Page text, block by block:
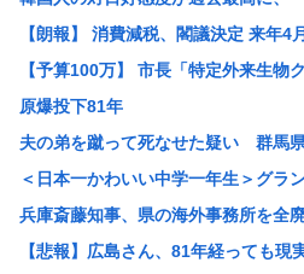
【朗報】 消費減税、閣議決定 来年4
【予算100万】 市長「特定外来生物
原爆投下81年
夫の弟を蹴って死なせた疑い 群馬
＜日本一かわいい中学一年生＞グラ
兵庫斎藤知事、県の海外事務所を全
【悲報】広島さん、81年経っても現